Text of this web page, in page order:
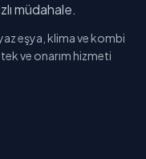
müdahale.
eşya, klima ve kombi
ve onarım hizmeti